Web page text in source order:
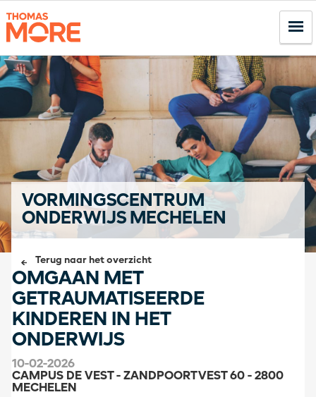
VORMINGSCENTRUM
ONDERWIJS MECHELEN
Terug naar het overzicht
OMGAAN MET
GETRAUMATISEERDE
KINDEREN IN HET
ONDERWIJS
10-02-2026
CAMPUS DE VEST - ZANDPOORTVEST 60 - 2800
MECHELEN